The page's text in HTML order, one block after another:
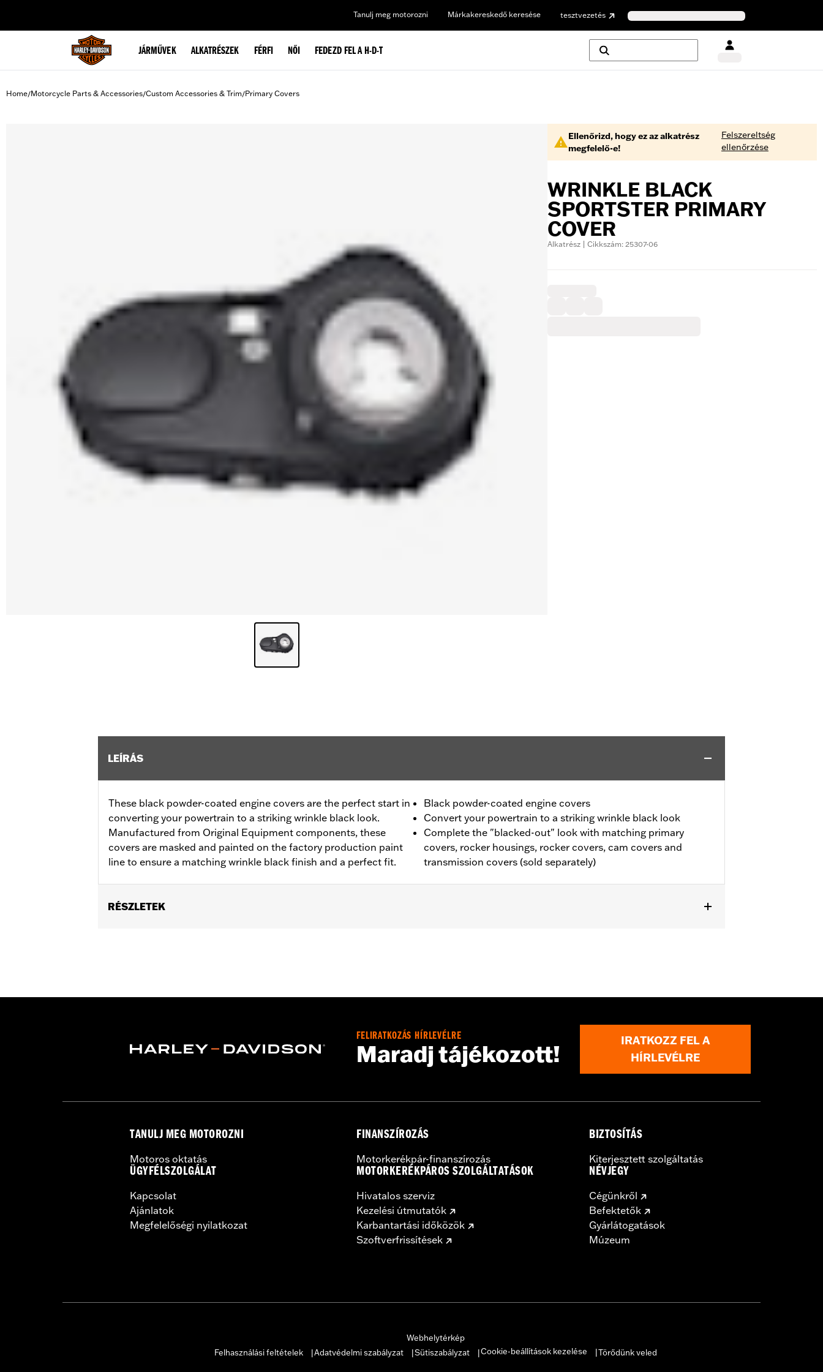
Tanulj meg motorozni Márkakereskedő keresése tesztvezetés
JÁRMŰVEK ALKATRÉSZEK FÉRFI NŐI FEDEZD FEL A H-D-T
Home/Motorcycle Parts & Accessories/Custom Accessories & Trim/Primary Covers
Ellenőrizd, hogy ez az alkatrész
megfelelő-e!
Felszereltség
ellenőrzése
WRINKLE BLACK
SPORTSTER PRIMARY
COVER
Alkatrész | Cikkszám: 25307-06
LEÍRÁS
These black powder-coated engine covers are the perfect start in
converting your powertrain to a striking wrinkle black look.
Manufactured from Original Equipment components, these
covers are masked and painted on the factory production paint
line to ensure a matching wrinkle black finish and a perfect fit.
Black powder-coated engine covers
Convert your powertrain to a striking wrinkle black look
Complete the "blacked-out" look with matching primary
covers, rocker housings, rocker covers, cam covers and
transmission covers (sold separately)
RÉSZLETEK
NOTES:Removing and installing engine covers may require purchase of new gaskets. See dealer for information.
FELIRATKOZÁS HÍRLEVÉLRE
Maradj tájékozott!
IRATKOZZ FEL A
HÍRLEVÉLRE
TANULJ MEG MOTOROZNI
Motoros oktatás
ÜGYFÉLSZOLGÁLAT
Kapcsolat
Ajánlatok
Megfelelőségi nyilatkozat
FINANSZÍROZÁS
Motorkerékpár-finanszírozás
MOTORKERÉKPÁROS SZOLGÁLTATÁSOK
Hivatalos szerviz
Kezelési útmutatók
Karbantartási időközök
Szoftverfrissítések
BIZTOSÍTÁS
Kiterjesztett szolgáltatás
NÉVJEGY
Cégünkről
Befektetők
Gyárlátogatások
Múzeum
Webhelytérkép
Felhasználási feltételek
Adatvédelmi szabályzat Sütiszabályzat Cookie-beállítások kezelése Törődünk veled